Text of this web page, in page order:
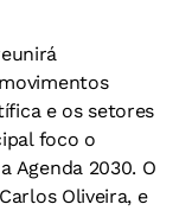
e os setores
foco o
Agenda 2030. O
Oliveira, e